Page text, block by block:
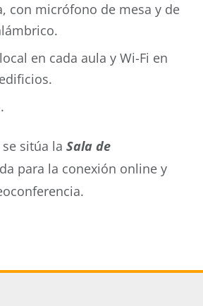
con micrófono de mesa y de
en cada aula y Wi-Fi en
sitúa la Sala de
para la conexión online y